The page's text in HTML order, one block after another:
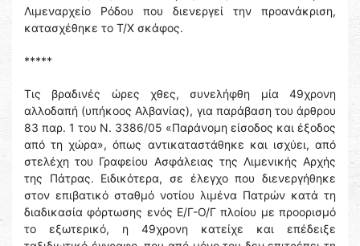
Λιμεναρχείο Ρόδου που διενεργεί την προανάκριση,
κατασχέθηκε το Τ/Χ σκάφος.
*****
Τις βραδινές ώρες χθες, συνελήφθη μία 49χρονη
αλλοδαπή (υπήκοος Αλβανίας), για παράβαση του άρθρου
83 παρ. 1 του Ν. 3386/05 «Παράνομη είσοδος και έξοδος
από τη χώρα», όπως αντικαταστάθηκε και ισχύει, από
στελέχη του Γραφείου Ασφάλειας της Λιμενικής Αρχής
της Πάτρας. Ειδικότερα, σε έλεγχο που διενεργήθηκε
στον επιβατικό σταθμό νοτίου λιμένα Πατρών κατά τη
διαδικασία φόρτωσης ενός Ε/Γ-Ο/Γ πλοίου με προορισμό
το εξωτερικό, η 49χρονη κατείχε και επέδειξε